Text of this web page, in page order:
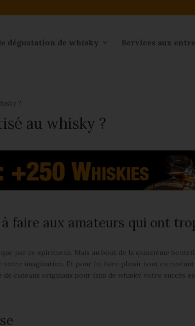
dégustation de whisky Services aux
?
au whisky ?
faire aux amateurs qui ont
par ce spiritueux. Mais au bout de la quinzième
votre imagination. Et pour lui faire plaisir tout en restant
cadeaux originaux pour fans de whisky, votre succès